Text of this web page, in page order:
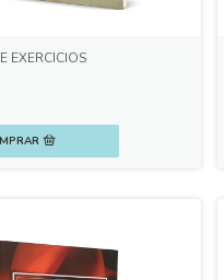
EXERCÍCIOS